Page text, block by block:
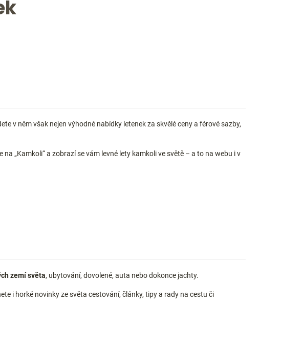
v něm však nejen výhodné nabídky letenek za skvělé ceny a férové sazby,
„Kamkoli“ a zobrazí se vám levné lety kamkoli ve světě – a to na webu i v
zemí světa, ubytování, dovolené, auta nebo dokonce jachty.
i horké novinky ze světa cestování, články, tipy a rady na cestu či